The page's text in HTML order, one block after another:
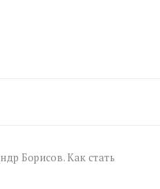
Борисов. Как стать